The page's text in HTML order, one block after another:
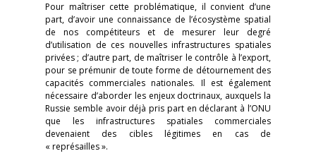
Pour maîtriser cette problématique, il convient d’une
part, d’avoir une connaissance de l’écosystème spatial
de nos compétiteurs et de mesurer leur degré
d’utilisation de ces nouvelles infrastructures spatiales
privées ; d’autre part, de maîtriser le contrôle à l’export,
pour se prémunir de toute forme de détournement des
capacités commerciales nationales. Il est également
nécessaire d’aborder les enjeux doctrinaux, auxquels la
Russie semble avoir déjà pris part en déclarant à l’ONU
que les infrastructures spatiales commerciales
devenaient des cibles légitimes en cas de
« représailles ».